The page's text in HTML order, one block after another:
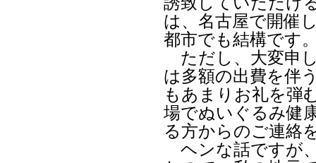
は、名古屋で開催
都市でも結構です
ただし、大変申
は多額の出費を伴
もあまりお礼を弾
場でぬいぐるみ健
る方からのご連絡
ヘンな話ですが